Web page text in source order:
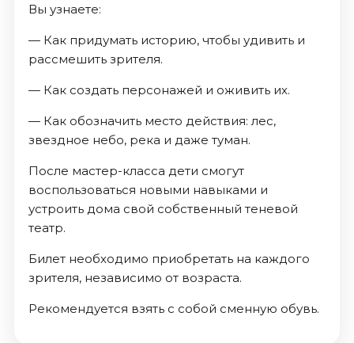
Октябрь 2026
Ноябрь 2026
Декабрь 2026
Площадки
Вы узнаете:
— Как придумать историю, чтобы удивить и
рассмешить зрителя.
— Как создать персонажей и оживить их.
— Как обозначить место действия: лес,
звездное небо, река и даже туман.
После мастер-класса дети смогут
воспользоваться новыми навыками и
устроить дома свой собственный теневой
театр.
Билет необходимо приобретать на каждого
зрителя, независимо от возраста.
Рекомендуется взять с собой сменную обувь.